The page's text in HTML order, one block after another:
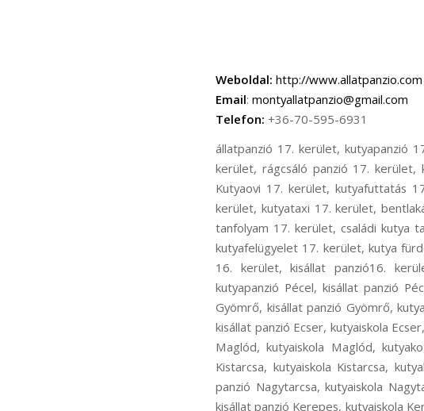
Weboldal: http://www.allatpanzio.com
Email: montyallatpanzio@gmail.com
Telefon: +36-70-595-6931
állatpanzió 17. kerület, kutyapanzió 17. kerület, cicapanzió 17. kerület, madár panzió 17. kerület, kisállat panzió 17. kerület, rágcsáló panzió 17. kerület, kutyanapközi 17. kerület, kutyakozmetika 17. kerület, Kutyaiskola 17. kerület, Kutyaovi 17. kerület, kutyafuttatás 17. kerület, kutyasétáltatás 17. kerület, állatorvos 17. kerület, állatszállítás 17. kerület, kutyataxi 17. kerület, bentlakásos kutyakiképzés 17. kerület, kutyakiképző telep 17. kerület, kölyök alapozó tanfolyam 17. kerület, családi kutya tanfolyam 17. kerület, ingyenes chip olvasás17. kerület, kutyaőrzés 17. kerület, kutyafelügyelet 17. kerület, kutya fürdetés 17. kerület, kutya nyírása 17. kerület, állatpanzió 16. kerület, kutyapanzió 16. kerület, kisállat panzió16. kerület, kutyaiskola 16. kerület, kutyakozmetika 16. kerület, állatpanzió Pécel, kutyapanzió Pécel, kisállat panzió Pécel, kutyaiskola Pécel, kutyakozmetika Pécel, állatpanzió Gyömrő, kutyapanzió Gyömrő, kisállat panzió Gyömrő, kutyaiskola Gyömrő, kutyakozmetika Gyömrő, állatpanzió Ecser, kutyapanzió Ecser, kisállat panzió Ecser, kutyaiskola Ecser, kutyakozmetika Ecser, állatpanzió Maglód, kutyapanzió Maglód, kisállat panzió Maglód, kutyaiskola Maglód, kutyakozmetika Maglód, állatpanzió Kistarcsa, kutyapanzió Kistarcsa, kisállat panzió Kistarcsa, kutyaiskola Kistarcsa, kutyakozmetika Kistarcsa, állatpanzió Nagytarcsa, kutyapanzió Nagytarcsa, kisállat panzió Nagytarcsa, kutyaiskola Nagytarcsa, kutyakozmetika Nagytarcsa, állatpanzió Kerepes, kutyapanzió Kerepes, kisállat panzió Kerepes, kutyaiskola Kerepes, kutyakozmetika Kerepes, állatpanzió Vecsés, kutyapanzió Vecsés, kisállat panzió Vecsés, kutyaiskola Vecsés, kutyakozmetika Vecsés, állatpanzió Rákosliget, kutyapanzió Rákosliget, kisállat panzió Rákosliget, kutyaiskola Rákosliget, kutyakozmetika Rákosliget, állatpanzió Rákoskert, kutyapanzió Rákoskert, kisállat panzió Rákoskert, kutyaiskola Rákoskert, kutyakozmetika Rákoskert, állatpanzió Rákoshegy, kutyapanzió Rákoshegy, kisállat panzió Rákoshegy, kutyaiskola Rákoshegy, kutyakozmetika Rákoshegy, állatpanzió Rákoskeresztúr, kutyapanzió Rákoskeresztúr, kisállat panzió Rákoskeresztúr, kutyaiskola Rákoskeresztúr, kutyakozmetika Rákoskeresztúr, állatpanzió Ferihegy, kutyapanzió Ferihegy, kisállat panzió Ferihegy, kutyaiskola Ferihegy, kutya szállítás Ferihegy, kutyataxi Ferihegy, kutya elhelyezés Ferihegy, állatpanzió Isaszeg, kutyapanzió Isaszeg, kisállat panzió Isaszeg, kutyaiskola Isaszeg, kutyakozmetika Isaszeg, állatpanzió Csömör, kutyapanzió Csömör, kisállat panzió Csömör, kutyaiskola Csömör, kutyakozmetika Csömör, állatpanzió Pest megye, kutyapanzió Pest megye, kisállat panzió Pest megye, kutyaiskola Pest megye, állatpanzió Rákoscsaba, kutyapanzió Rákoscsaba, cicapanzió Rákoscsaba, madár panzió Rákoscsaba, kisállat panzió Rákoscsaba, rágcsáló panzió Rákoscsaba, kutyanapközi Rákoscsaba, kutyakozmetika Rákoscsaba, kutyaiskola Rákoscsaba, kutyaovi Rákoscsaba, kutyafuttatás Rákoscsaba, kutya sétáltatás Rákoscsaba, állatorvos Rákoscsaba, állatszállítás Rákoscsaba, kutyataxi Rákoscsaba, bentlakásos kutyakiképzés Rákoscsaba, kutyakiképző telep Rákoscsaba, kölyök alapozó tanfolyam Rákoscsaba,